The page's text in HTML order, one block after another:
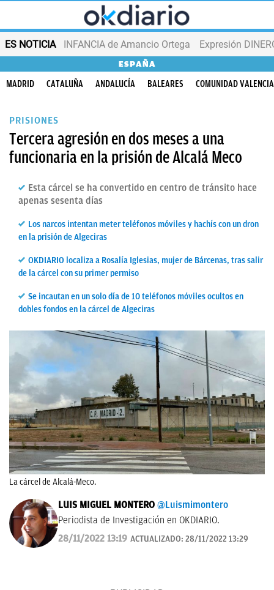
ES NOTICIA INFANCIA de Amancio Ortega Expresión
ESPAÑA
MADRID CATALUÑA ANDALUCÍA BALEARES COMUNIDAD
PRISIONES
Tercera agresión en dos meses a una
funcionaria en la prisión de Alcalá Meco
Esta cárcel se ha convertido en centro de tránsito hace
apenas sesenta días
Los narcos intentan meter teléfonos móviles y hachís con un dron
en la prisión de Algeciras
OKDIARIO localiza a Rosalía Iglesias, mujer de Bárcenas, tras salir
de la cárcel con su primer permiso
Se incautan en un solo día de 10 teléfonos móviles ocultos en
dobles fondos en la cárcel de Algeciras
La cárcel de Alcalá-Meco.
LUIS MIGUEL MONTERO @Luismimontero
Periodista de Investigación en OKDIARIO.
28/11/2022 13:19 ACTUALIZADO: 28/11/2022 13:29